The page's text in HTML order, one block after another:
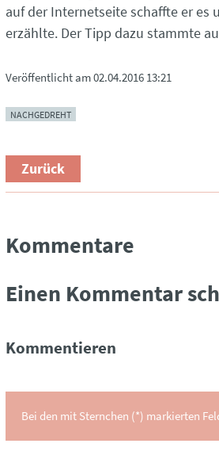
auf der Internetseite schaffte er es
erzählte. Der Tipp dazu stammte
Veröffentlicht am02.04.2016 13:21
NACHGEDREHT
Zurück
Kommentare
Einen Kommentar
Kommentieren
Bei den mit Sternchen (*) markierten